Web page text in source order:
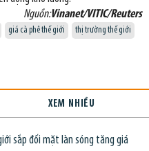
Nguồn:Vinanet/VITIC/Reuters
giá cà phê thế giới
thị trường thế giới
XEM NHIỀU
sắp đối mặt làn sóng tăng giá